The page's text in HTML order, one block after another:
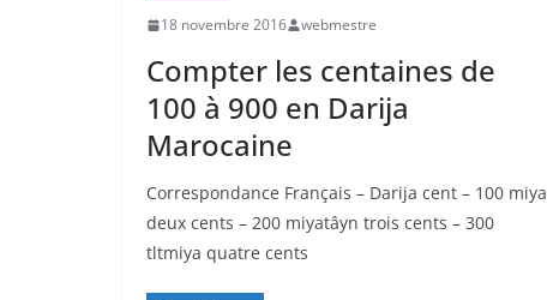
18 novembre 2016 webmestre
Compter les centaines de
100 à 900 en Darija
Marocaine
Correspondance Français – Darija cent – 100 miya
deux cents – 200 miyatâyn trois cents – 300
tltmiya quatre cents